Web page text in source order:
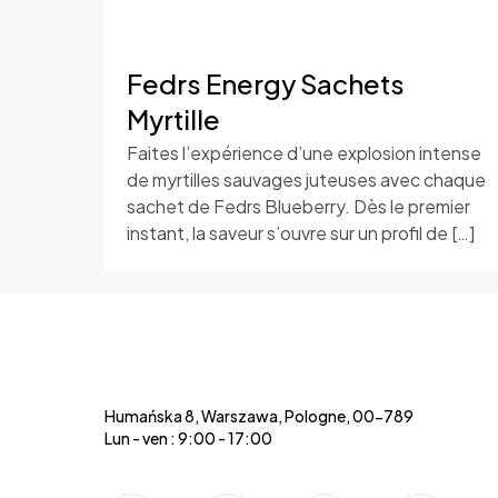
Fedrs Energy Sachets
Myrtille
Faites l’expérience d’une explosion intense
de myrtilles sauvages juteuses avec chaque
sachet de Fedrs Blueberry. Dès le premier
instant, la saveur s’ouvre sur un profil de […]
Humańska 8, Warszawa, Pologne, 00-789
Lun - ven : 9:00 - 17:00